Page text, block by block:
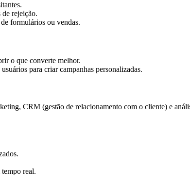
rejeição.
formulários ou vendas.
o que converte melhor.
para criar campanhas personalizadas.
CRM (gestão de relacionamento com o cliente) e
real.